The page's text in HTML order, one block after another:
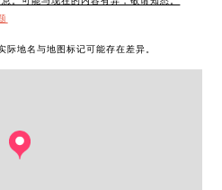
地名与地图标记可能存在差异。